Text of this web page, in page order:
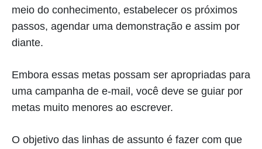
meio do conhecimento, estabelecer os próximos
passos, agendar uma demonstração e assim por
diante.
Embora essas metas possam ser apropriadas para
uma campanha de e-mail, você deve se guiar por
metas muito menores ao escrever.
O objetivo das linhas de assunto é fazer com que